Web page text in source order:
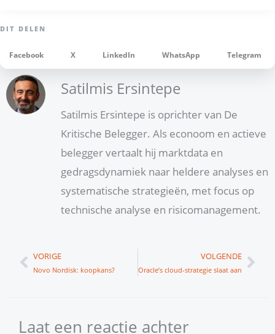
Facebook X LinkedIn WhatsApp Telegram
Satilmis Ersintepe
Satilmis Ersintepe is oprichter van De
Kritische Belegger. Als econoom en actieve
belegger vertaalt hij marktdata en
gedragsdynamiek naar heldere analyses en
systematische strategieën, met focus op
technische analyse en risicomanagement.
Vorige
VORIGE
Novo Nordisk: koopkans?
VOLGENDE
Oracle’s cloud-strategie slaat aan
Laat een reactie achter